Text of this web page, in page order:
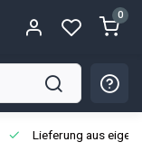
0
Lieferung aus